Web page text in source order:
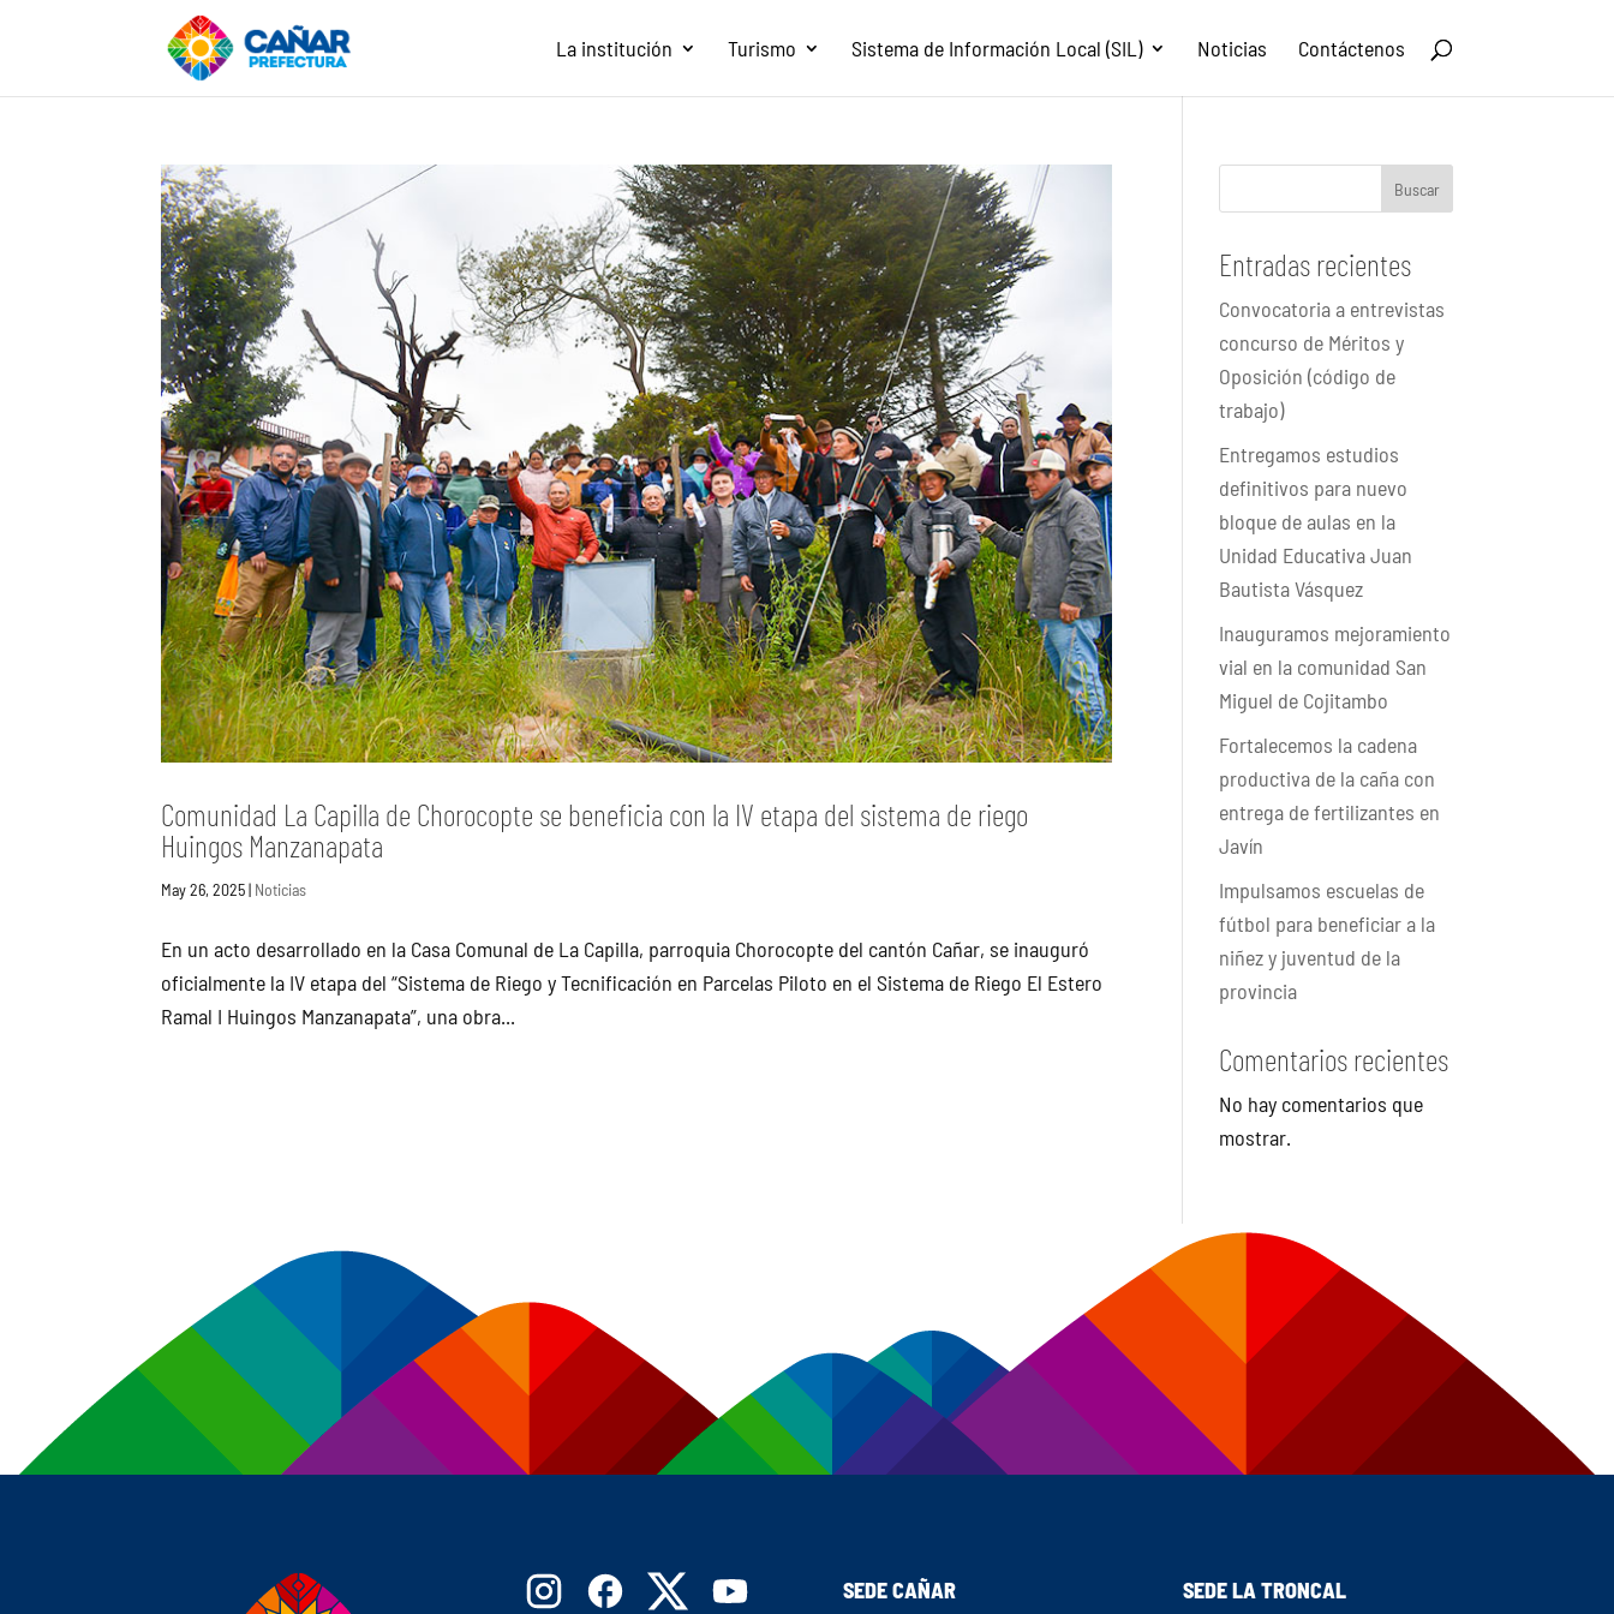
La institución Turismo Sistema de Información Local (SIL) Noticias Contáctenos
Comunidad La Capilla de Chorocopte se beneficia con la IV etapa del sistema de riego
Huingos Manzanapata
May 26, 2025| Noticias
En un acto desarrollado en la Casa Comunal de La Capilla, parroquia Chorocopte del cantón Cañar, se inauguró
oficialmente la IV etapa del “Sistema de Riego y Tecnificación en Parcelas Piloto en el Sistema de Riego El Estero
Ramal I Huingos Manzanapata”, una obra...
Buscar
Entradas recientes
Convocatoria a entrevistas
concurso de Méritos y
Oposición (código de
trabajo)
Entregamos estudios
definitivos para nuevo
bloque de aulas en la
Unidad Educativa Juan
Bautista Vásquez
Inauguramos mejoramiento
vial en la comunidad San
Miguel de Cojitambo
Fortalecemos la cadena
productiva de la caña con
entrega de fertilizantes en
Javín
Impulsamos escuelas de
fútbol para beneficiar a la
niñez y juventud de la
provincia
Comentarios recientes
No hay comentarios que
mostrar.
SEDE CAÑAR SEDE LA TRONCAL